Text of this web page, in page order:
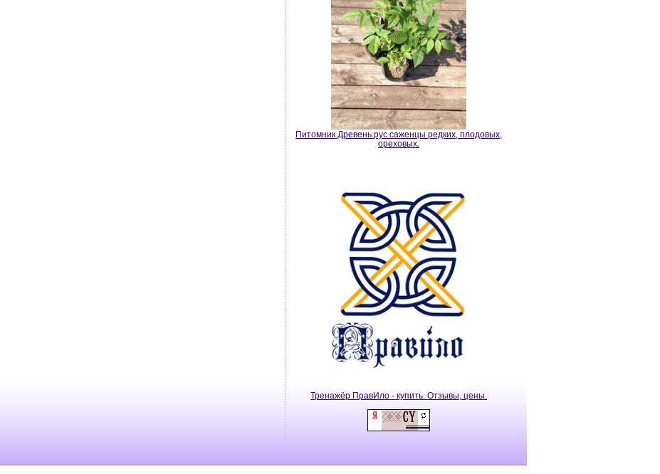
Питомник Древень.рус саженцы редких, плодовых,
ореховых.
Тренажёр ПравИло - купить. Отзывы, цены.